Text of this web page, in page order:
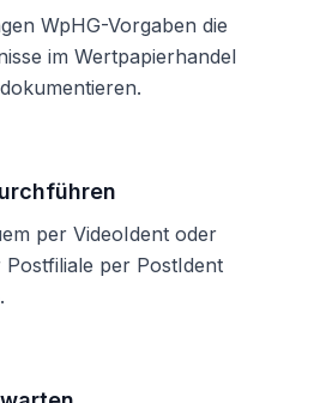
WpHG-Vorgaben die
im Wertpapierhandel
per VideoIdent oder
per PostIdent